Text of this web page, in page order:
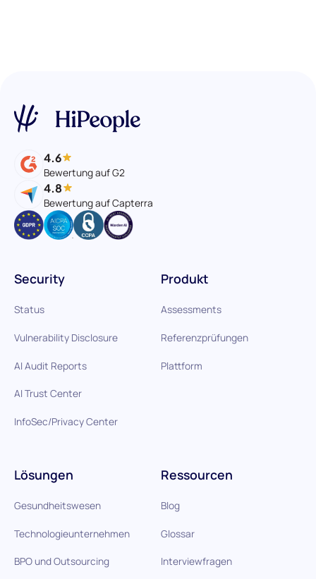
4.6
Bewertung auf G2
4.8
Bewertung auf Capterra
Produkt
Assessments
Referenzprüfungen
Plattform
Lösungen
Gesundheitswesen
Technologieunternehmen
BPO und Outsourcing
Ressourcen
Blog
Glossar
Interviewfragen
Security
Status
Vulnerability Disclosure
AI Audit Reports
AI Trust Center
InfoSec/Privacy Center